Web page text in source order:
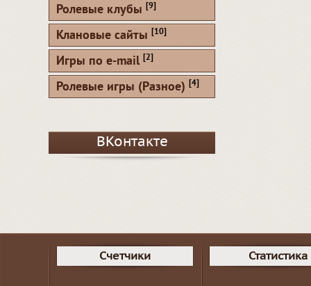
Ролевые клубы [9]
Клановые сайты [10]
Игры по e-mail [2]
Ролевые игры (Разное) [4]
ВКонтакте
Счетчики Статистика